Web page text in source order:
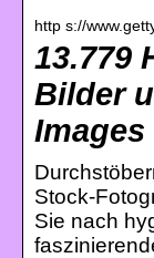
http s://
13.779
Bilder
Images
Stock-
Sie nach